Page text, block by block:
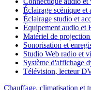
Éclairage scénique et
Éclairage studio et
Équipement audio et
Matériel de
Sonorisation et
Studio Web radio et
Système d'affichage
Télévision, lecteur
Chauffage, climatisation et